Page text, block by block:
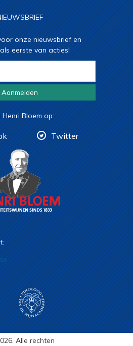
onze nieuwsbrief en
eerste van acties!
Aanmelden
Henri Bloem op:
Twitter
Alle rechten